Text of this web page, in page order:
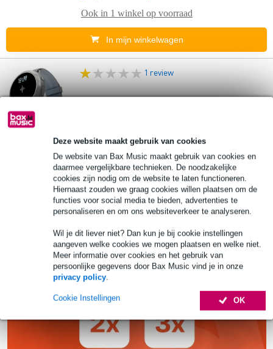
Deze website maakt gebruik van cookies
De website van Bax Music maakt gebruik van cookies en
daarmee vergelijkbare technieken. De noodzakelijke
cookies zijn nodig om de website te laten functioneren.
Hiernaast zouden we graag cookies willen plaatsen om de
functies voor social media te bieden, advertenties te
personaliseren en om ons websiteverkeer te analyseren.
Wil je dit liever niet? Dan kun je bij cookie instellingen
aangeven welke cookies we mogen plaatsen en welke niet.
Meer informatie over cookies en het gebruik van
persoonlijke gegevens door Bax Music vind je in onze
privacy policy.
OK
Cookie Instellingen
Ook in 1 winkel op voorraad
In mijn winkelwagen
1 review
€ 304,- € 260,-
Bestel nu en ontvang binnen circa 7 weken
In mijn winkelwagen